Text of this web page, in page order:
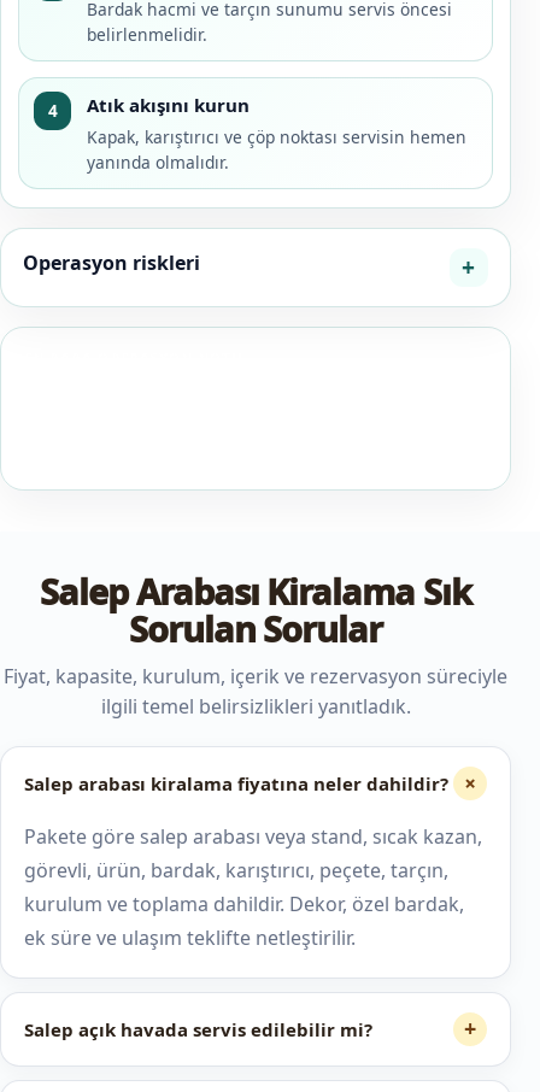
Bardak hacmi ve tarçın sunumu servis öncesi
belirlenmelidir.
4 Atık akışını kurun
Kapak, karıştırıcı ve çöp noktası servisin hemen
yanında olmalıdır.
Operasyon riskleri
Salep Arabası Kiralama Sık
Sorulan Sorular
Fiyat, kapasite, kurulum, içerik ve rezervasyon süreciyle
ilgili temel belirsizlikleri yanıtladık.
Salep arabası kiralama fiyatına neler dahildir? +
Pakete göre salep arabası veya stand, sıcak kazan,
görevli, ürün, bardak, karıştırıcı, peçete, tarçın,
kurulum ve toplama dahildir. Dekor, özel bardak,
ek süre ve ulaşım teklifte netleştirilir.
Salep açık havada servis edilebilir mi? +